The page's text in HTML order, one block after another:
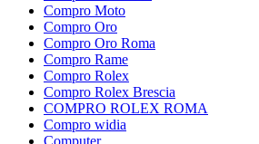
Compro Moto
Compro Oro
Compro Oro Roma
Compro Rame
Compro Rolex
Compro Rolex Brescia
COMPRO ROLEX ROMA
Compro widia
Computer